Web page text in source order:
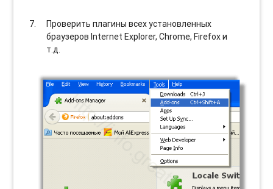
Проверить плагины всех установленных
браузеров Internet Explorer, Chrome, Firefox и
т.д.